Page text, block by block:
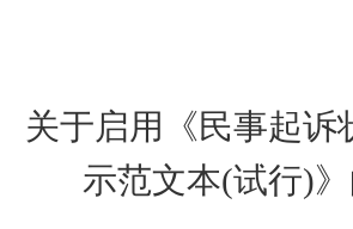
关于启用《民事起诉
示范文本(试行)